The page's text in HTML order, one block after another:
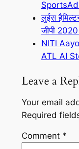
लुईस
जीपी 2020
NITI
ATL AI
Leave a
Your email
Required
Comment *